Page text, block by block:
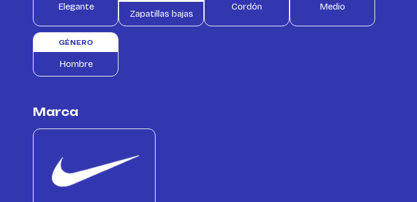
Elegante
Zapatillas bajas
Cordón Medio
GÉNERO
Hombre
Marca